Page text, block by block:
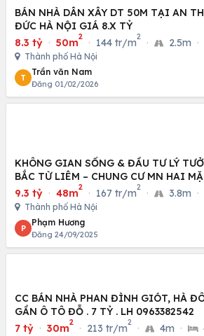
BÁN NHÀ DÂN XÂY DT 50M TẠI AN
ĐỨC HÀ NỘI GIÁ 8.X TỶ
8.3 tỷ · 50m
2
· 144 tr/m
2
· 2.5m ·
Thành phố Hà Nội
T
Trần văn Nam
Đăng 01/02/2026
KHÔNG GIAN SỐNG & ĐẦU TƯ LÝ
BẮC TỪ LIÊM – CHUNG CƯ MN HAI
TÔ
9.3 tỷ · 48m
2
· 167 tr/m
2
· 3.8m ·
Thành phố Hà Nội
P
Phạm Hương
Đăng 24/09/2025
CC BÁN NHÀ PHAN ĐÌNH GIÓT, HÀ
GẦN Ô TÔ ĐỖ . 7 TỶ . LH 0963382542
7 tỷ · 30m
2
· 213 tr/m
2
· 4m ·